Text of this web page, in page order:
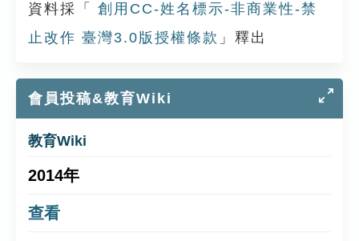
資料採「
創用CC-姓名標示-非商業性-禁
止改作 臺灣3.0版授權條款 」釋出
會員投稿&教育Wiki
教育Wiki
2014年
查看